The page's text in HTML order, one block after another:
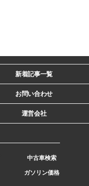
新着記事一覧
お問い合わせ
運営会社
中古車検索
ガソリン価格